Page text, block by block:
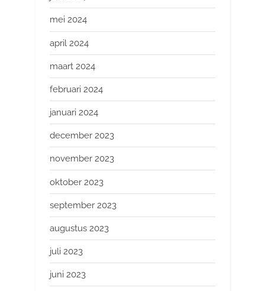
mei 2024
april 2024
maart 2024
februari 2024
januari 2024
december 2023
november 2023
oktober 2023
september 2023
augustus 2023
juli 2023
juni 2023